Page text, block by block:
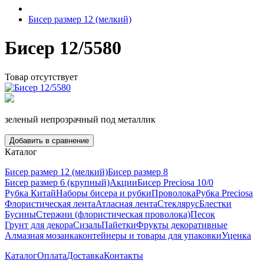
Бисер размер 12 (мелкий)
Бисер 12/5580
Товар отсутствует
зеленый непрозрачный под металлик
Добавить в сравнение
Каталог
Бисер размер 12 (мелкий)Бисер размер 8
Бисер размер 6 (крупный)АкцииБисер Preciosa 10/0
Рубка КитайНаборы бисера и рубкиПроволокаРубка Preciosa
Флористическая лентаАтласная лентаСтеклярусБлестки
БусиныСтержни (флористическая проволока)Песок
Грунт для декораСизальПайеткиФрукты декоративные
Алмазная мозаикаконтейнеры и товары для упаковкиУценка
КаталогОплатаДоставкаКонтакты